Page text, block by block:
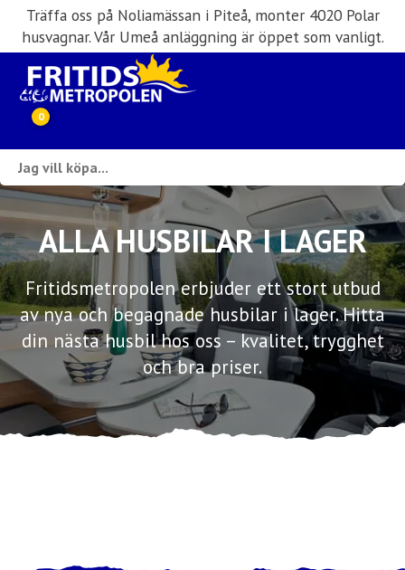
Träffa oss på Noliamässan i Piteå, monter 4020 Polar
husvagnar. Vår Umeå anläggning är öppet som vanligt.
0
Husbilar i lager
Husvagnar i lager
Inköp & förmedling
Husbilsuthyrning
Verkstad
Ställplats
ALLA HUSBILAR I LAGER
Fritidsmetropolen erbjuder ett stort utbud
av nya och begagnade husbilar i lager. Hitta
din nästa husbil hos oss – kvalitet, trygghet
och bra priser.